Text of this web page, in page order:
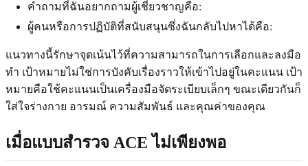
คำถามที่ฉันอยากถามผู้เชี่ยวชาญคือ:
ผู้คนหรือการปฏิบัติที่สนับสนุนซึ่งฉันกลับไปหาได้คือ:
แนวทางนี้รักษาจุดเน้นไว้ที่ความสามารถในการเลือกและลงมือ
ทำ เป้าหมายไม่ใช่การบังคับเรื่องราวให้เข้าไปอยู่ในคะแนน เป้า
หมายคือใช้คะแนนเป็นเครื่องมือจัดระเบียบเล็กๆ ขณะเดียวกันก็
ใส่ใจร่างกาย อารมณ์ ความสัมพันธ์ และคุณค่าของคุณ
เมื่อแบบสำรวจ ACE ไม่เพียงพอ